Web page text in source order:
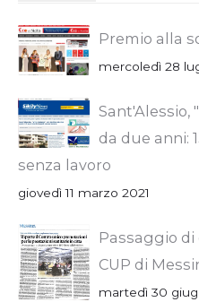
Premio alla
mercoledì 28
Sant'Alessio,
da due anni:
senza lavoro
giovedì 11 marzo 2021
Passaggio
CUP di
martedì 30